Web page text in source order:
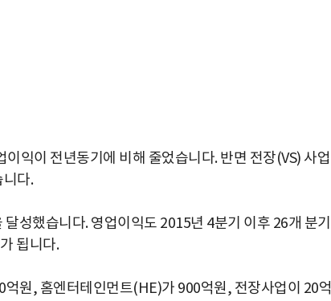
익이 전년동기에 비해 줄었습니다. 반면 전장(VS) 사업
니다.
성했습니다. 영업이익도 2015년 4분기 이후 26개 분기
됩니다.
원, 홈엔터테인먼트(HE)가 900억원, 전장사업이 20억